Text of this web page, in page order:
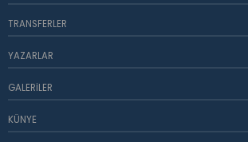
TRANSFERLER
YAZARLAR
GALERILER
KÜNYE